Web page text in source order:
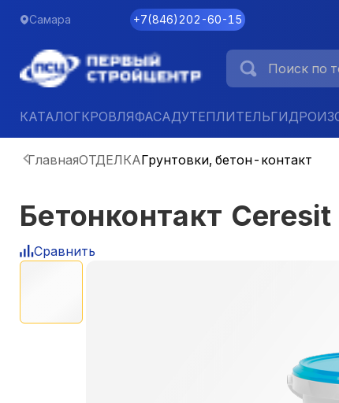
Самара +7(846)202-60-15
КАТАЛОГКРОВЛЯФАСАДУТЕПЛИТЕЛЬ
ГлавнаяОТДЕЛКАГрунтовки, бетон-контакт
Бетонконтакт
Сравнить